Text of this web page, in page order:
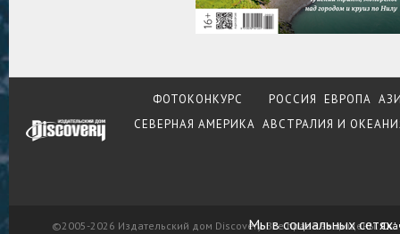
ФОТОКОНКУРС РОССИЯ ЕВРОПА
СЕВЕРНАЯ АМЕРИКА АВСТРАЛИЯ И
©2005-2026 Издательский дом Discovery. Все права защищены.
Мы в социальных сетях: